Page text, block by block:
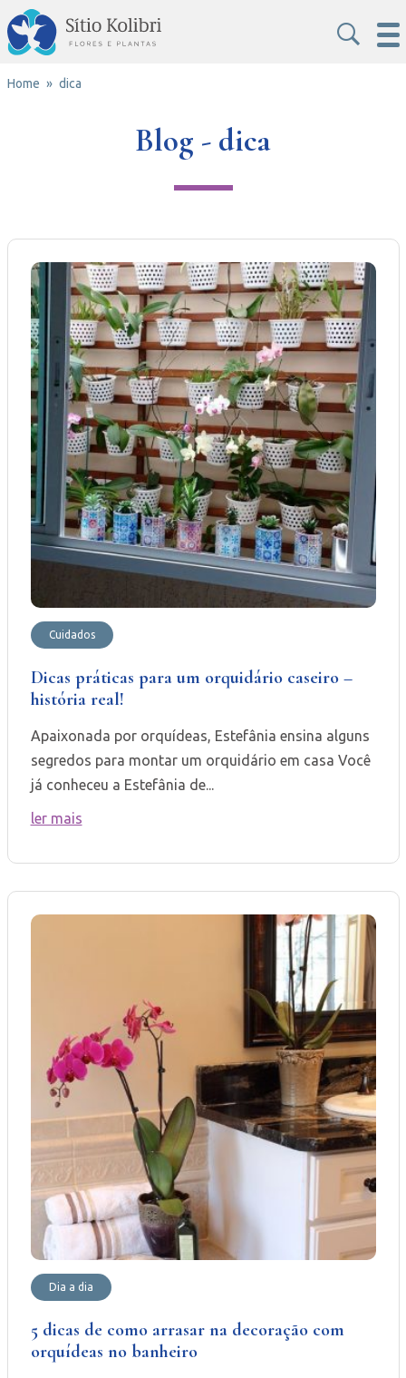
Home dica
Blog - dica
Cuidados
Dicas práticas para um orquidário caseiro –
história real!
Apaixonada por orquídeas, Estefânia ensina alguns
segredos para montar um orquidário em casa Você
já conheceu a Estefânia de...
ler mais
Dia a dia
5 dicas de como arrasar na decoração com
orquídeas no banheiro